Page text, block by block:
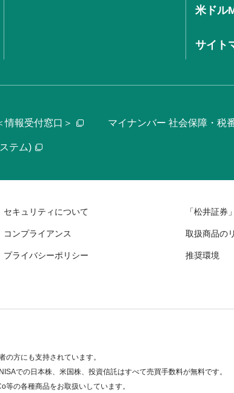
米ドル
サイト
情報受付窓口＞ マイナンバー 社会保障・税
テム)
セキュリティについて 「松井証券
コンプライアンス 取扱商品の
プライバシーポリシー 推奨環境
方にも支持されています。
での日本株、米国株、投資信託はすべて売買手数料が無料です。
の各種商品をお取扱いしています。